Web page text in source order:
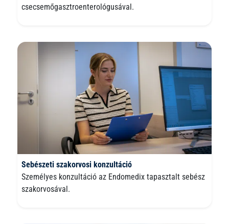
csecsemőgasztroenterológusával.
Sebészeti szakorvosi konzultáció
Személyes konzultáció az Endomedix tapasztalt sebész
szakorvosával.